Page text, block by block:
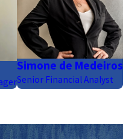
Simone de Medeiros
Senior Financial Analyst